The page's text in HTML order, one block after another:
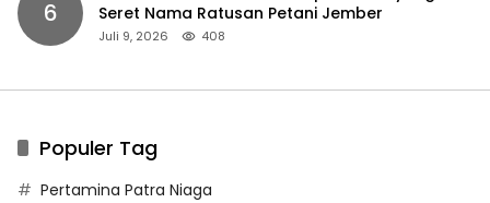
6
Seret Nama Ratusan Petani Jember
Juli 9, 2026 408
Populer Tag
Pertamina Patra Niaga